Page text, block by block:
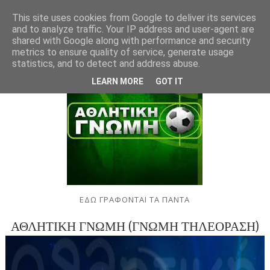
ΕΔΩ ΓΡΑΦΟΝΤΑΙ ΤΑ ΠΑΝΤΑ
ΑΘΛΗΤΙΚΗ ΓΝΩΜΗ (ΓΝΩΜΗ ΤΗΛΕΟΡΑΣΗ)
This site uses cookies from Google to deliver its services
and to analyze traffic. Your IP address and user-agent are
shared with Google along with performance and security
metrics to ensure quality of service, generate usage
statistics, and to detect and address abuse.
LEARN MORE GOT IT